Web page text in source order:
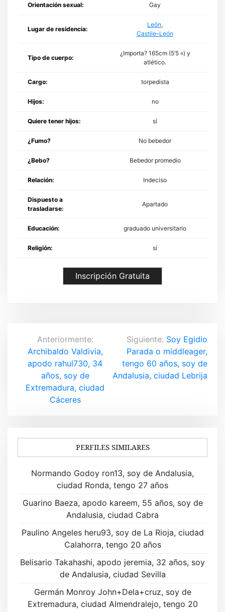
Orientación sexual: Gay
Lugar de residencia:
León,
Castile–León
Tipo de cuerpo:
¿Importa? 165cm (5’5 «) y
atlético.
Cargo: torpedista
Hijos: no
Quiere tener hijos: sí
¿Fumo? No bebedor
¿Bebo? Bebedor promedio
Relación: Indeciso
Dispuesto a
trasladarse:
Apartado
Educación: graduado universitario
Religión: sí
Inscripción Gratuita
v
a
c
ó
d
e
Anteriormente:
Archibaldo Valdivia,
apodo rahul730, 34
años, soy de
Extremadura, ciudad
Cáceres
Siguiente: Soy Egidio
Parada o middleager,
tengo 60 años, soy de
Andalusia, ciudad Lebrija
PERFILES SIMILARES
Normando Godoy ron13, soy de Andalusia,
ciudad Ronda, tengo 27 años
Guarino Baeza, apodo kareem, 55 años, soy de
Andalusia, ciudad Cabra
Paulino Angeles heru93, soy de La Rioja, ciudad
Calahorra, tengo 20 años
Belisario Takahashi, apodo jeremia, 32 años, soy
de Andalusia, ciudad Sevilla
Germán Monroy John+Dela+cruz, soy de
Extremadura, ciudad Almendralejo, tengo 20